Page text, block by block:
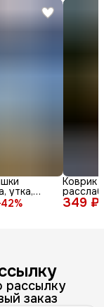
42%
утка,
ле 349 ₽
Коврик
рассылку
заказ